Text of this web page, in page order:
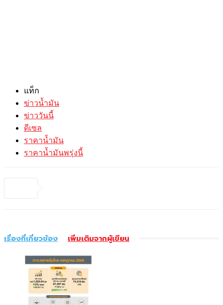
แท็ก
ข่าวน้ำมัน
ข่าววันนี้
ดีเซล
ราคาน้ำมัน
ราคาน้ำมันพรุ่งนี้
เรื่องที่เกี่ยวข้อง เพิ่มเติมจากผู้เขียน